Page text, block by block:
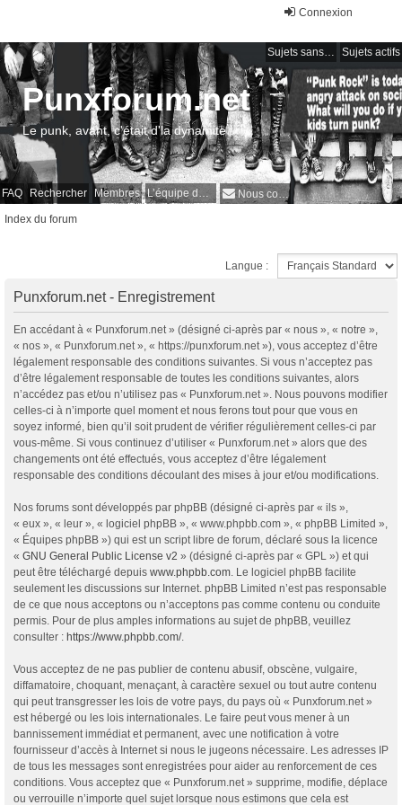
Connexion
Sujets sans réponse Sujets actifs
FAQ Rechercher Membres L’équipe du forum Nous contacter
Punxforum.net
Le punk, avant, c'était d'la dynamite !
Index du forum
Langue :
Punxforum.net - Enregistrement
En accédant à « Punxforum.net » (désigné ci-après par « nous », « notre »,
« nos », « Punxforum.net », « https://punxforum.net »), vous acceptez d’être
légalement responsable des conditions suivantes. Si vous n’acceptez pas
d’être légalement responsable de toutes les conditions suivantes, alors
n’accédez pas et/ou n’utilisez pas « Punxforum.net ». Nous pouvons modifier
celles-ci à n’importe quel moment et nous ferons tout pour que vous en
soyez informé, bien qu’il soit prudent de vérifier régulièrement celles-ci par
vous-même. Si vous continuez d’utiliser « Punxforum.net » alors que des
changements ont été effectués, vous acceptez d’être légalement
responsable des conditions découlant des mises à jour et/ou modifications.
Nos forums sont développés par phpBB (désigné ci-après par « ils »,
« eux », « leur », « logiciel phpBB », « www.phpbb.com », « phpBB Limited »,
« Équipes phpBB ») qui est un script libre de forum, déclaré sous la licence
« GNU General Public License v2 » (désigné ci-après par « GPL ») et qui
peut être téléchargé depuis www.phpbb.com. Le logiciel phpBB facilite
seulement les discussions sur Internet. phpBB Limited n’est pas responsable
de ce que nous acceptons ou n’acceptons pas comme contenu ou conduite
permis. Pour de plus amples informations au sujet de phpBB, veuillez
consulter : https://www.phpbb.com/.
Vous acceptez de ne pas publier de contenu abusif, obscène, vulgaire,
diffamatoire, choquant, menaçant, à caractère sexuel ou tout autre contenu
qui peut transgresser les lois de votre pays, du pays où « Punxforum.net »
est hébergé ou les lois internationales. Le faire peut vous mener à un
bannissement immédiat et permanent, avec une notification à votre
fournisseur d’accès à Internet si nous le jugeons nécessaire. Les adresses IP
de tous les messages sont enregistrées pour aider au renforcement de ces
conditions. Vous acceptez que « Punxforum.net » supprime, modifie, déplace
ou verrouille n’importe quel sujet lorsque nous estimons que cela est